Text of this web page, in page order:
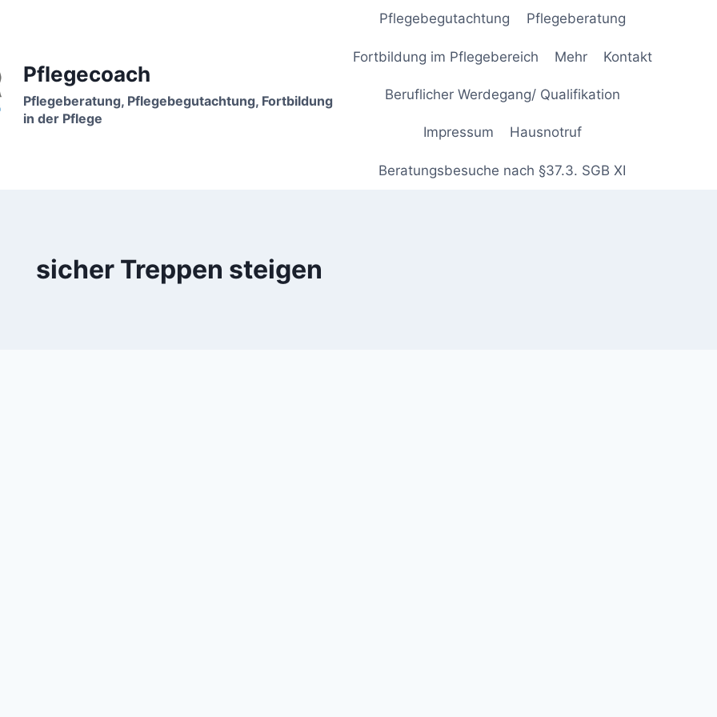
Pflegecoach
Pflegeberatung, Pflegebegutachtung, Fortbildung
in der Pflege
Pflegebegutachtung Pflegeberatung
Fortbildung im Pflegebereich Mehr Kontakt
Beruflicher Werdegang/ Qualifikation
Impressum Hausnotruf
Beratungsbesuche nach §37.3. SGB XI
sicher Treppen steigen